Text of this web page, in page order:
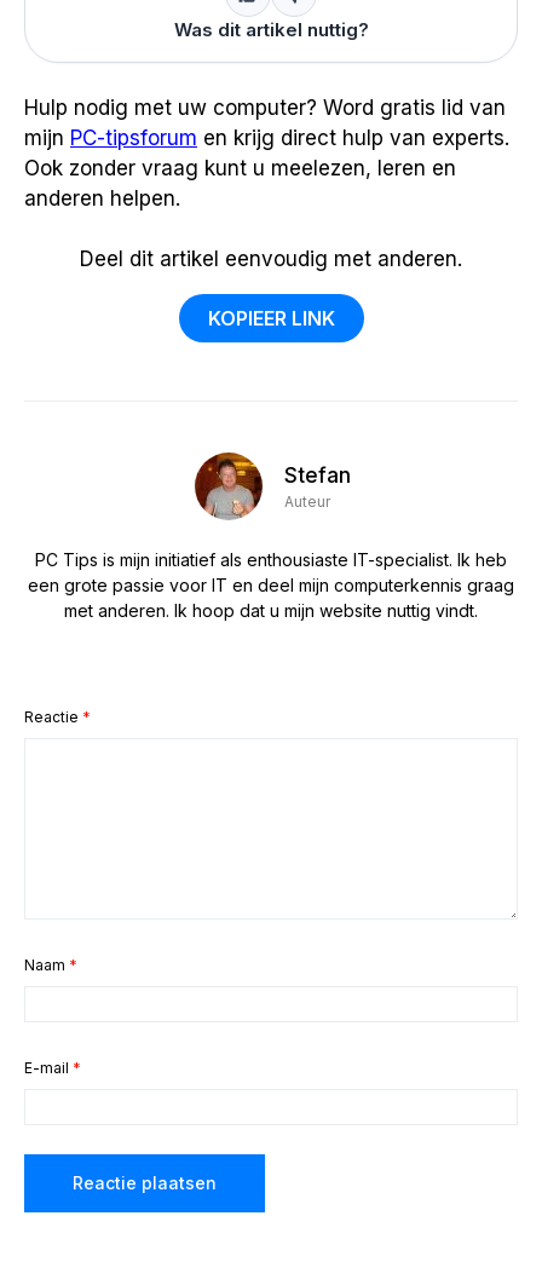
Was dit artikel nuttig?
Hulp nodig met uw computer? Word gratis lid van
mijn PC-tipsforum en krijg direct hulp van experts.
Ook zonder vraag kunt u meelezen, leren en
anderen helpen.
Deel dit artikel eenvoudig met anderen.
KOPIEER LINK
Stefan
Auteur
PC Tips is mijn initiatief als enthousiaste IT-specialist. Ik heb
een grote passie voor IT en deel mijn computerkennis graag
met anderen. Ik hoop dat u mijn website nuttig vindt.
Reactie *
Naam *
E-mail *